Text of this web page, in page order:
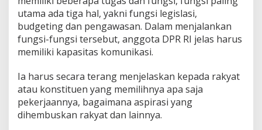
e
r
P
e
r
i
d
e
M
e
i
utama ada tiga hal, yakni fungsi legislasi,
budgeting dan pengawasan. Dalam menjalankan
fungsi-fungsi tersebut, anggota DPR RI jelas harus
memiliki kapasitas komunikasi.
Ia harus secara terang menjelaskan kepada rakyat
atau konstituen yang memilihnya apa saja
pekerjaannya, bagaimana aspirasi yang
dihembuskan rakyat dan lainnya.